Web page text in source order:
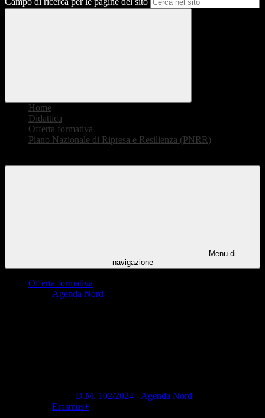
Home
Didattica
Offerta formativa
Piano Nazionale di Ripresa e Resilienza (PNRR)
Menu di
navigazione
Offerta formativa
Agenda Nord
D.M. 102/2024 - Agenda Nord
Erasmus+